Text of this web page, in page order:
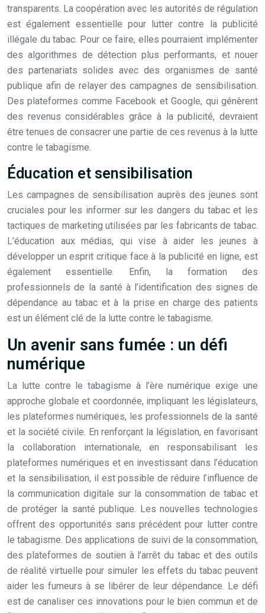
transparents. La coopération avec les autorités de régulation
est également essentielle pour lutter contre la publicité
illégale du tabac. Pour ce faire, elles pourraient implémenter
des algorithmes de détection plus performants, et nouer
des partenariats solides avec des organismes de santé
publique afin de relayer des campagnes de sensibilisation.
Des plateformes comme Facebook et Google, qui génèrent
des revenus considérables grâce à la publicité, devraient
être tenues de consacrer une partie de ces revenus à la lutte
contre le tabagisme.
Éducation et sensibilisation
Les campagnes de sensibilisation auprès des jeunes sont
cruciales pour les informer sur les dangers du tabac et les
tactiques de marketing utilisées par les fabricants de tabac.
L’éducation aux médias, qui vise à aider les jeunes à
développer un esprit critique face à la publicité en ligne, est
également essentielle. Enfin, la formation des
professionnels de la santé à l’identification des signes de
dépendance au tabac et à la prise en charge des patients
est un élément clé de la lutte contre le tabagisme.
Un avenir sans fumée : un défi
numérique
La lutte contre le tabagisme à l’ère numérique exige une
approche globale et coordonnée, impliquant les législateurs,
les plateformes numériques, les professionnels de la santé
et la société civile. En renforçant la législation, en favorisant
la collaboration internationale, en responsabilisant les
plateformes numériques et en investissant dans l’éducation
et la sensibilisation, il est possible de réduire l’influence de
la communication digitale sur la consommation de tabac et
de protéger la santé publique. Les nouvelles technologies
offrent des opportunités sans précédent pour lutter contre
le tabagisme. Des applications de suivi de la consommation,
des plateformes de soutien à l’arrêt du tabac et des outils
de réalité virtuelle pour simuler les effets du tabac peuvent
aider les fumeurs à se libérer de leur dépendance. Le défi
est de canaliser ces innovations pour le bien commun et de